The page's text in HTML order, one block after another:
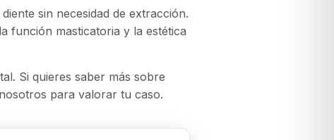
sin necesidad de extracción.
función masticatoria y la estética
Si quieres saber más sobre
para valorar tu caso.